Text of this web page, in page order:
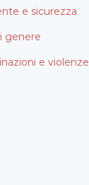
e sicurezza
genere
e violenze